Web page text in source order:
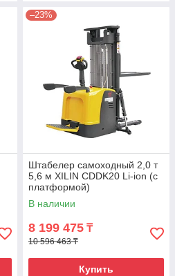
–23%
Штабелер самоходный 2,0 т
5,6 м XILIN CDDK20 Li-ion (с
платформой)
В наличии
8 199 475 ₸
10 596 463 ₸
Купить